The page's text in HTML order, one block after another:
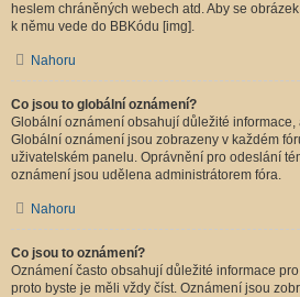
heslem chráněných webech atd. Aby se
k němu vede do BBKódu [img].
Nahoru
Co jsou to globální oznámení?
Globální oznámení obsahují důležité informace,
Globální oznámení jsou zobrazeny v každém
uživatelském panelu. Oprávnění pro odeslání
oznámení jsou udělena administrátorem fóra.
Nahoru
Co jsou to oznámení?
Oznámení často obsahují důležité informace
proto byste je měli vždy číst. Oznámení jsou